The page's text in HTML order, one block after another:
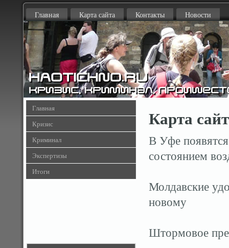
Главная Карта сайта Контакты Новости
Главная
Кризис
Криминал
Экспертизы
Итоги
Карта
В Уфе
состоянием
Молдавские
новому
Штормовое